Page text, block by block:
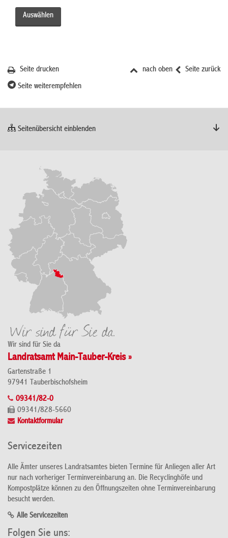
Seite zurück
nach oben
Seite drucken
Seite weiterempfehlen
Seitenübersicht einblenden
Wir sind für Sie da
Landratsamt Main-Tauber-Kreis »
Gartenstraße 1
97941 Tauberbischofsheim
09341/82-0
09341/828-5660
Kontaktformular
Servicezeiten
Alle Ämter unseres Landratsamtes bieten Termine für Anliegen aller Art
nur nach vorheriger Terminvereinbarung an. Die Recyclinghöfe und
Kompostplätze können zu den Öffnungszeiten ohne Terminvereinbarung
besucht werden.
Alle Servicezeiten
Folgen Sie uns: